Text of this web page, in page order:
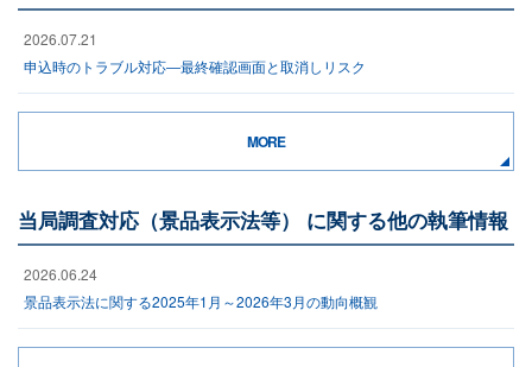
2026.07.21
申込時のトラブル対応―最終確認画面と取消しリスク
MORE
当局調査対応（景品表示法等） に関する他の執筆情報
2026.06.24
景品表示法に関する2025年1月～2026年3月の動向概観